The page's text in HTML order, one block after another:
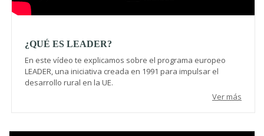
¿QUÉ ES LEADER?
En este vídeo te explicamos sobre el programa europeo
LEADER, una iniciativa creada en 1991 para impulsar el
desarrollo rural en la UE.
Ver más